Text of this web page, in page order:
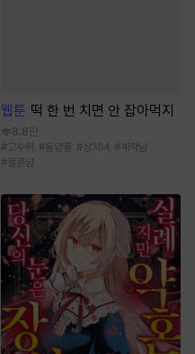
웹툰 떡 한 번 치면 안 잡아먹지
8.8만
#고수위 #동양풍 #상처녀 #계략남
#절륜남